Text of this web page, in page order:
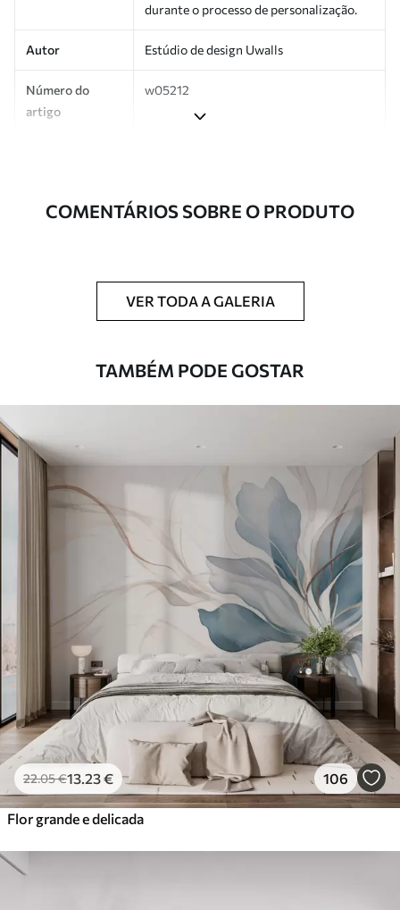
durante o processo de personalização.
Autor Estúdio de design Uwalls
Número do
artigo
w05212
Adicionalmente
Disponível com revestimento de verniz
esponja macia. Murais de parede com
revestimento de verniz podem ser limpos
Aplicação perfeita
Materiais disponíveis
Standard
/m²
34.00 €
Vinil Premium
39.00 €/m²
Peel and Stick
81.6749.00€/m²
COMENTÁRIOS SOBRE O PRODUTO
VER TODA A GALERIA
TAMBÉM PODE GOSTAR
22.05€13 .23€ 106
Flor grande e delicada